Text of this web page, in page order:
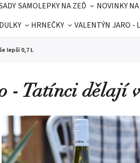
SAMOLEPKY NA ZEĎ NOVINKY
HRNEČKY VALENTÝN JARO -
lepší 0,7 L
- Tatínci dělají